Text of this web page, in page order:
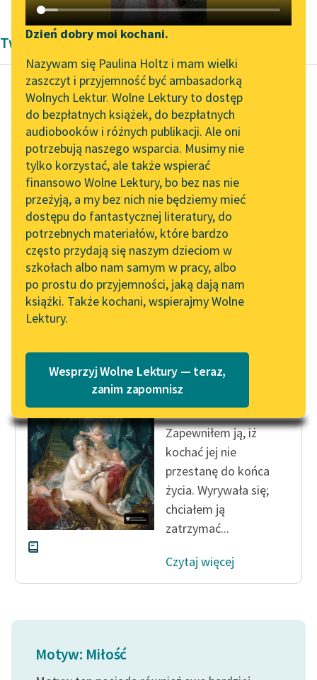
Katalog DAISY
Podkasty o książkach
Zgłoś brak utworu
Aktualności
„Prokurator Alicja Horn”
do słuchania
Byliśmy częścią AI Impact
Lab
Zapraszamy na spotkanie
online z tłumaczkami
literatury skandynawskiej
Spotkanie z Katarzyną
Tunkiel w Oslo
102. lata temu zmarł
Joseph Conrad
Lektury szkolne i klasyka
literatury do słuchania dla
uczennic i uczniów z
niepełnosprawnościami
E-kolekcja lektur
szkolnych i literatury do
słuchania dla uczennic i
uczniów z
niepełnosprawnościami
Popularyzacja
Narzędzia
Mapa Wolnych Lektur
Leśmianator
Przewodnik dla piszących i
czytających
API
OAI-PMH
Widget Wolnych Lektur
Przypisy
Katalog w formacie PDF
Dzień dobry moi kochani.
Nazywam się Paulina Holtz i mam wielki
zaszczyt i przyjemność być ambasadorką
Wolnych Lektur. Wolne Lektury to dostęp
do bezpłatnych książek, do bezpłatnych
audiobooków i różnych publikacji. Ale oni
potrzebują naszego wsparcia. Musimy nie
tylko korzystać, ale także wspierać
finansowo Wolne Lektury, bo bez nas nie
przeżyją, a my bez nich nie będziemy mieć
dostępu do fantastycznej literatury, do
potrzebnych materiałów, które bardzo
często przydają się naszym dzieciom w
szkołach albo nam samym w pracy, albo
po prostu do przyjemności, jaką dają nam
książki. Także kochani, wspierajmy Wolne
Lektury.
Wesprzyj Wolne Lektury — teraz,
zanim zapomnisz
Twórczość Oświecenie Giacomo Casanovy
Giacomo Casanova
Od kobiety do
kobiety
Zapalając świecznik,
spostrzega, iż stoję na
środku pokoju jak
zmokła kura, i nie
może powstrzymać...
Czytaj więcej
Od kobiety do
kobiety
Zapewniłem ją, iż
kochać jej nie
przestanę do końca
życia. Wyrywała się;
chciałem ją
zatrzymać...
Czytaj więcej
Motyw: Miłość